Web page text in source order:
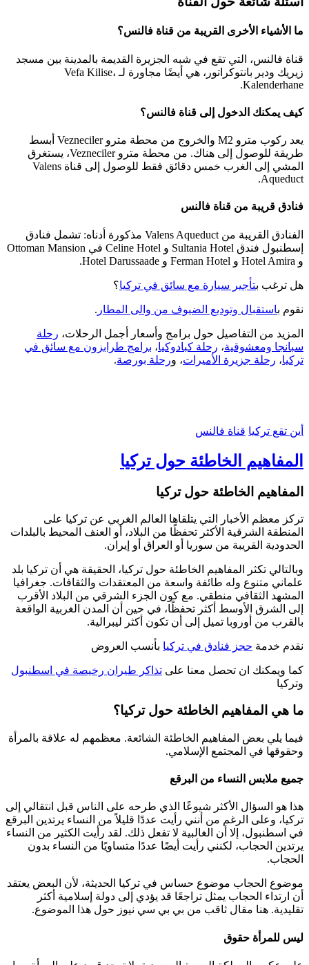
ما الأشياء الأخرى القريبة من قناة فالنس؟
قناة فالنس، التي تقع في شبه الجزيرة القديمة بالمدينة بين مسجد
زيريك ودير بانتوكراتور، هي أيضًا مجاورة لـ Vefa Kilise،
Kalenderhane.
كيف يمكنك الدخول إلى قناة فالنس؟
يعد ركوب مترو M2 والخروج من محطة مترو Vezneciler أبسط
طريقة للوصول إلى هناك. من محطة مترو Vezneciler، يستغرق
المشي إلى الغرب خمس دقائق فقط للوصول إلى قناة Valens
Aqueduct.
فنادق قريبة من قناة فالنس
الفنادق القريبة من Valens Aqueduct مذكورة أدناه: تشمل فنادق
إسطنبول فندق Sultania Hotel و Celine Hotel في Ottoman Mansion
و Hotel Amira و Ferman Hotel و Hotel Darussaade.
هل ترغب بتأجير سيارة مع سائق في تركيا؟
نقوم باستقبال وتوديع الضيوف من والى المطار .
المزيد من التفاصيل حول برامج وأسعار أجمل الرحلات، رحلة
سبانجا ومعشوقية، رحلة كبادوكيا، برامج طرابزون مع سائق في
تركيا، رحلة جزيرة الأميرات، ورحلة بورصة.
أين تقع تركيا قناة فالنس
المفاهيم الخاطئة حول تركيا
المفاهيم الخاطئة حول تركيا
تركز معظم الأخبار التي يتلقاها العالم الغربي عن تركيا على
المنطقة الشرقية الأكثر تحفظًا من البلاد، أو العنف المحيط بالبلدات
الحدودية القريبة من سوريا أو العراق أو إيران.
وبالتالي تكثر المفاهيم الخاطئة حول تركيا، الحقيقة هي أن تركيا بلد
علماني متنوع وله طائفة واسعة من المعتقدات والثقافات. جغرافيا
المشهد الثقافي منطقي. مع كون الجزء الشرقي من البلاد الأقرب
إلى الشرق الأوسط أكثر تحفظًا، في حين أن المدن الغربية الواقعة
بالقرب من أوروبا تميل إلى أن تكون أكثر ليبرالية.
نقدم خدمة حجز فنادق في تركيا بأنسب العروض
كما ويمكنك ان تحصل معنا على تذاكر طيران رخيصة في اسطنبول
وتركيا
ما هي المفاهيم الخاطئة حول تركيا؟
فيما يلي بعض المفاهيم الخاطئة الشائعة. معظمهم له علاقة بالمرأة
وحقوقها في المجتمع الإسلامي.
جميع ملابس النساء من البرقع
هذا هو السؤال الأكثر شيوعًا الذي طرحه على الناس قبل انتقالي إلى
تركيا، وعلى الرغم من أنني رأيت عددًا قليلاً من النساء يرتدين البرقع
في اسطنبول، إلا أن الغالبية لا تفعل ذلك. لقد رأيت الكثير من النساء
يرتدين الحجاب، لكنني رأيت أيضًا عددًا متساويًا من النساء بدون
الحجاب.
موضوع الحجاب موضوع حساس في تركيا الحديثة، لأن البعض يعتقد
أن ارتداء الحجاب يمثل تراجعًا قد يؤدي إلى دولة إسلامية أكثر
تقليدية. هنا مقال ثاقب من بي بي سي نيوز حول هذا الموضوع.
ليس للمرأة حقوق